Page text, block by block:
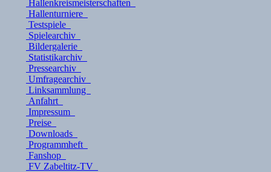
Hallenkreismeisterschaften
Hallenturniere
Testspiele
Spielearchiv
Bildergalerie
Statistikarchiv
Pressearchiv
Umfragearchiv
Linksammlung
Anfahrt
Impressum
Preise
Downloads
Programmheft
Fanshop
FV Zabeltitz-TV